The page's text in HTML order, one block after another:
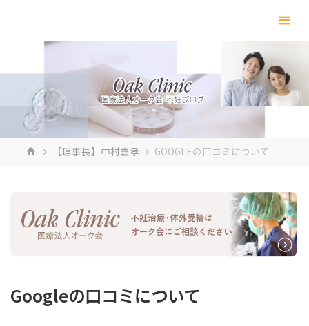
キ
ホ
【理事長】中村嘉孝 GOOGLEの口コミについて
Googleの口コミについて